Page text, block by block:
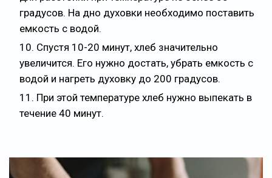
градусов. На дно духовки необходимо поставить
емкость с водой.
Спустя 10-20 минут, хлеб значительно
увеличится. Его нужно достать, убрать емкость с
водой и нагреть духовку до 200 градусов.
При этой температуре хлеб нужно выпекать в
течение 40 минут.